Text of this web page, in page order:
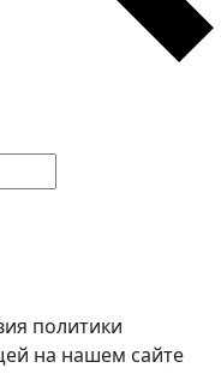
политики
на нашем сайте